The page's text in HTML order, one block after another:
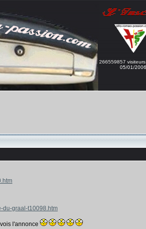
266559857
05/01/2006
du-graal-t10098.htm
l'annonce